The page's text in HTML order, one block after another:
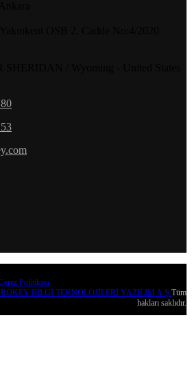
Politikası
BİLGİ TEKNOLOJİLERİ YAZILIM A.Ş.Tüm
hakları saklıdır.